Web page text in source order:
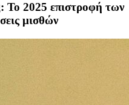
Το 2025 επιστροφή των
μισθών